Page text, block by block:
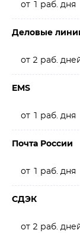
от 1 раб. дня
Деловые
от 2 раб.
EMS
от 1 раб. дня
Почта России
от 1 раб. дня
СДЭК
от 2 раб.